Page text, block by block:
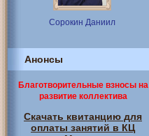
Сорокин Даниил
Анонсы
Благотворительные взносы на
развитие коллектива
Скачать квитанцию для
оплаты занятий в КЦ